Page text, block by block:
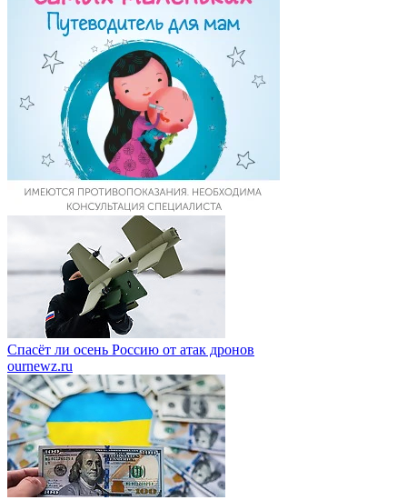
Спасёт ли осень Россию от атак дронов
ournewz.ru